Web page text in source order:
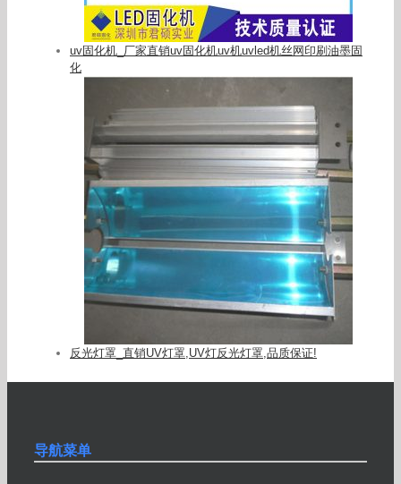
uv固化机_厂家直销uv固化机uv机uvled机丝网印刷油墨固
化
反光灯罩_直销UV灯罩,UV灯反光灯罩,品质保证!
导航菜单